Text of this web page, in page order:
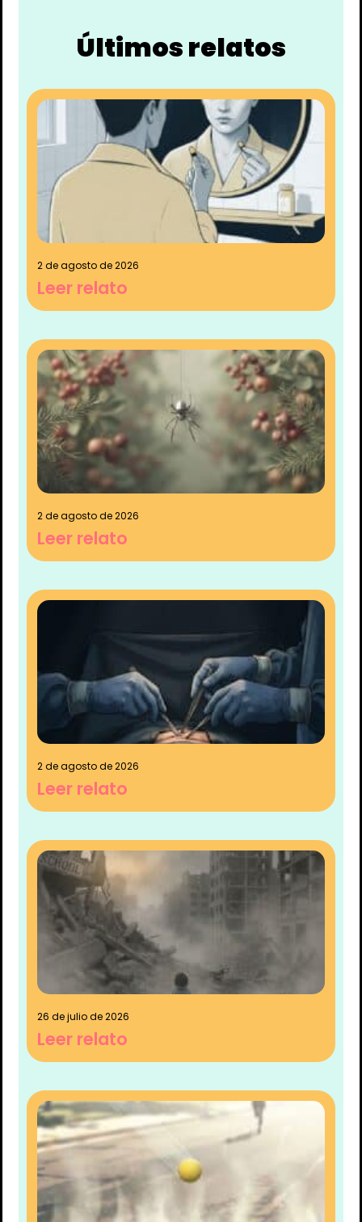
Últimos relatos
2 de agosto de 2026
Leer relato
2 de agosto de 2026
Leer relato
2 de agosto de 2026
Leer relato
26 de julio de 2026
Leer relato